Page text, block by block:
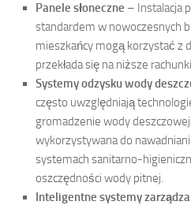
Panele słoneczne – Instalacja
standardem w nowoczesnych
mieszkańcy mogą korzystać z
przekłada się na niższe
Systemy odzysku wody
często uwzględniają
gromadzenie wody
wykorzystywana do
systemach sanitarno-
oszczędności wody pitnej.
Inteligentne systemy